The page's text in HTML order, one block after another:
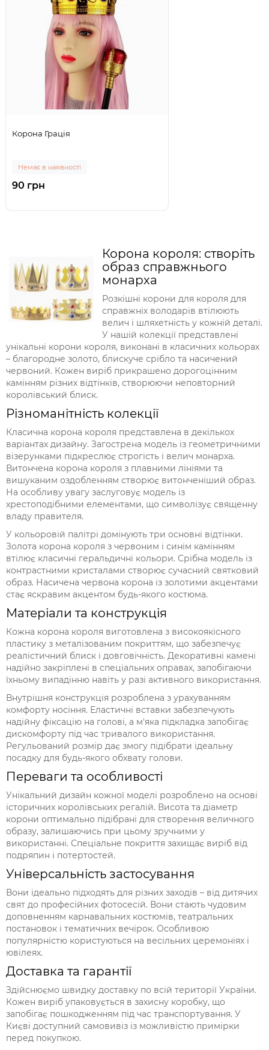
Корона Грація
Немає в наявності
90 грн
Корона короля: створіть
образ справжнього
монарха
Розкішні корони для короля для
справжніх володарів втілюють
велич і шляхетність у кожній деталі.
У нашій колекції представлені
унікальні корони короля, виконані в класичних кольорах
– благородне золото, блискуче срібло та насичений
червоний. Кожен виріб прикрашено дорогоцінним
камінням різних відтінків, створюючи неповторний
королівський блиск.
Різноманітність колекції
Класична корона короля представлена в декількох
варіантах дизайну. Загострена модель із геометричними
візерунками підкреслює строгість і велич монарха.
Витончена корона короля з плавними лініями та
вишуканим оздобленням створює витонченіший образ.
На особливу увагу заслуговує модель із
хрестоподібними елементами, що символізує священну
владу правителя.
У кольоровій палітрі домінують три основні відтінки.
Золота корона короля з червоним і синім камінням
втілює класичні геральдичні кольори. Срібна модель із
контрастними кристалами створює сучасний святковий
образ. Насичена червона корона із золотими акцентами
стає яскравим акцентом будь-якого костюма.
Матеріали та конструкція
Кожна корона короля виготовлена з високоякісного
пластику з металізованим покриттям, що забезпечує
реалістичний блиск і довговічність. Декоративні камені
надійно закріплені в спеціальних оправах, запобігаючи
їхньому випадінню навіть у разі активного використання.
Внутрішня конструкція розроблена з урахуванням
комфорту носіння. Еластичні вставки забезпечують
надійну фіксацію на голові, а м'яка підкладка запобігає
дискомфорту під час тривалого використання.
Регульований розмір дає змогу підібрати ідеальну
посадку для будь-якого обхвату голови.
Переваги та особливості
Унікальний дизайн кожної моделі розроблено на основі
історичних королівських регалій. Висота та діаметр
корони оптимально підібрані для створення величного
образу, залишаючись при цьому зручними у
використанні. Спеціальне покриття захищає виріб від
подряпин і потертостей.
Універсальність застосування
Вони ідеально підходять для різних заходів – від дитячих
свят до професійних фотосесій. Вони стають чудовим
доповненням карнавальних костюмів, театральних
постановок і тематичних вечірок. Особливою
популярністю користуються на весільних церемоніях і
ювілеях.
Доставка та гарантії
Здійснюємо швидку доставку по всій території України.
Кожен виріб упаковується в захисну коробку, що
запобігає пошкодженням під час транспортування. У
Києві доступний самовивіз із можливістю примірки
перед покупкою.